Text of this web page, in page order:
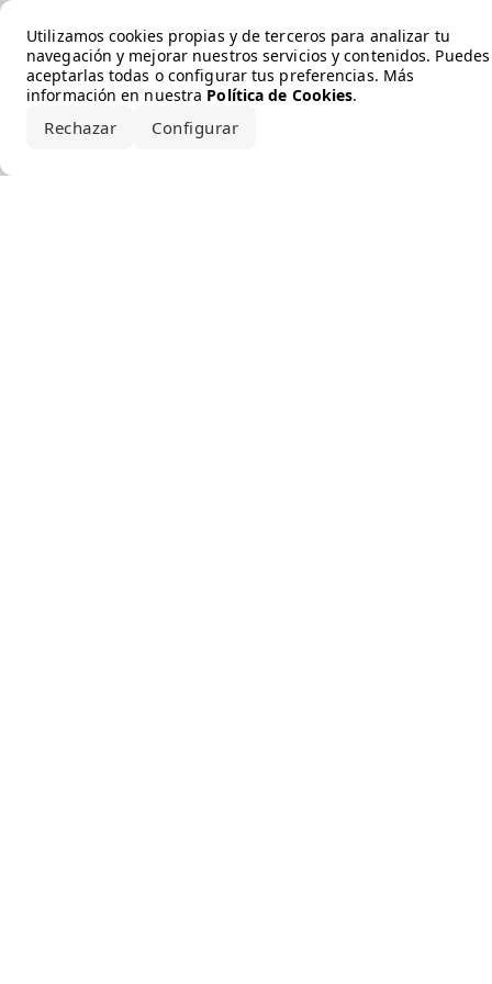
Utilizamos cookies propias y de terceros para analizar tu
navegación y mejorar nuestros servicios y contenidos. Puedes
aceptarlas todas o configurar tus preferencias. Más
información en nuestra Política de Cookies.
Rechazar Configurar
Error loading the brand